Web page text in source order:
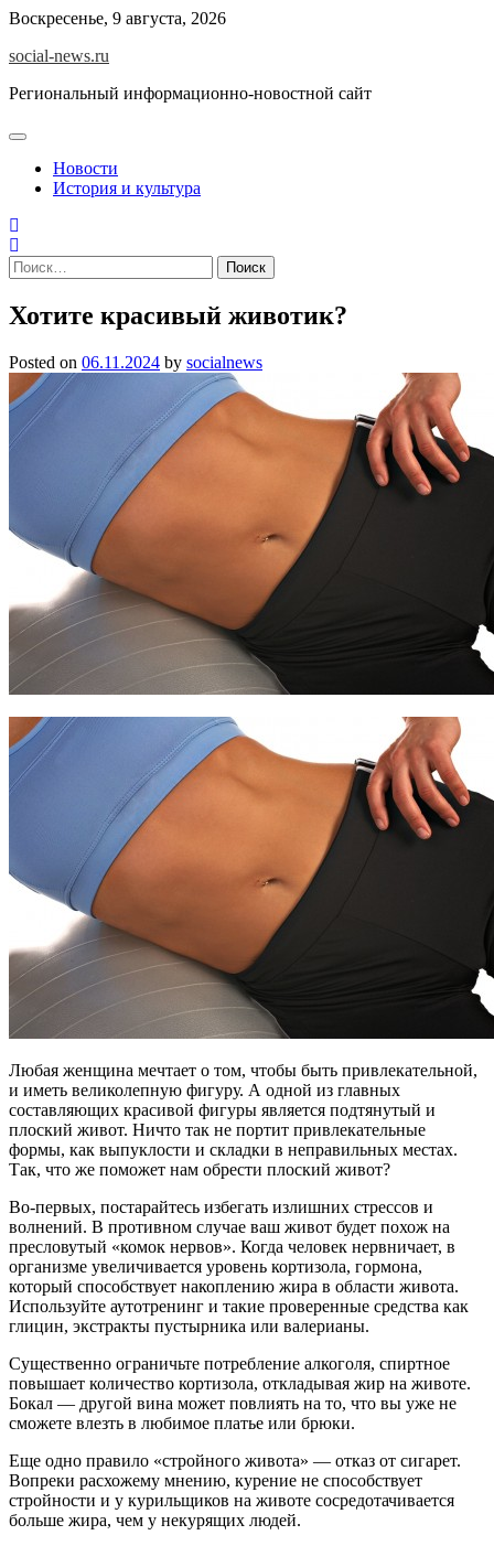
Skip
content
Воскресенье, 9 августа, 2026
social-news.ru
Региональный информационно-новостной сайт
Новости
История и культура
Найти:
Хотите красивый животик?
Posted on 06.11.2024 by socialnews
Любая женщина мечтает о том, чтобы быть привлекательной,
и иметь великолепную фигуру. А одной из главных
составляющих красивой фигуры является подтянутый и
плоский живот. Ничто так не портит привлекательные
формы, как выпуклости и складки в неправильных местах.
Так, что же поможет нам обрести плоский живот?
Во-первых, постарайтесь избегать излишних стрессов и
волнений. В противном случае ваш живот будет похож на
пресловутый «комок нервов». Когда человек нервничает, в
организме увеличивается уровень кортизола, гормона,
который способствует накоплению жира в области живота.
Используйте аутотренинг и такие проверенные средства как
глицин, экстракты пустырника или валерианы.
Существенно ограничьте потребление алкоголя, спиртное
повышает количество кортизола, откладывая жир на животе.
Бокал — другой вина может повлиять на то, что вы уже не
сможете влезть в любимое платье или брюки.
Еще одно правило «стройного живота» — отказ от сигарет.
Вопреки расхожему мнению, курение не способствует
стройности и у курильщиков на животе сосредотачивается
больше жира, чем у некурящих людей.